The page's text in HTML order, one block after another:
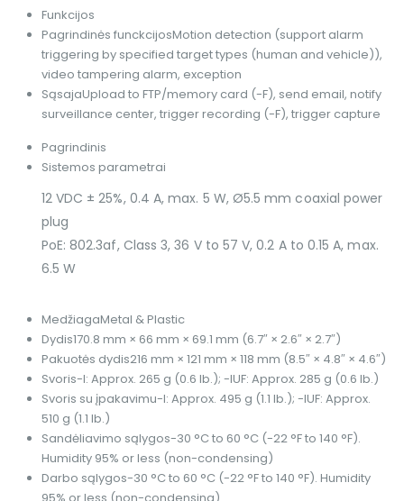
Funkcijos
Pagrindinės funckcijosMotion detection (support alarm
triggering by specified target types (human and vehicle)),
video tampering alarm, exception
SąsajaUpload to FTP/memory card (-F), send email, notify
surveillance center, trigger recording (-F), trigger capture
Pagrindinis
Sistemos parametrai
12 VDC ± 25%, 0.4 A, max. 5 W, Ø5.5 mm coaxial power
plug
PoE: 802.3af, Class 3, 36 V to 57 V, 0.2 A to 0.15 A, max.
6.5 W
MedžiagaMetal & Plastic
Dydis170.8 mm × 66 mm × 69.1 mm (6.7″ × 2.6″ × 2.7″)
Pakuotės dydis216 mm × 121 mm × 118 mm (8.5″ × 4.8″ × 4.6″)
Svoris-I: Approx. 265 g (0.6 lb.); -IUF: Approx. 285 g (0.6 lb.)
Svoris su įpakavimu-I: Approx. 495 g (1.1 lb.); -IUF: Approx.
510 g (1.1 lb.)
Sandėliavimo sąlygos-30 °C to 60 °C (-22 °F to 140 °F).
Humidity 95% or less (non-condensing)
Darbo sąlygos-30 °C to 60 °C (-22 °F to 140 °F). Humidity
95% or less (non-condensing)